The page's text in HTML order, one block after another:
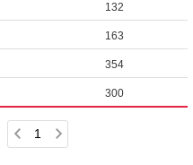
132
163
354
300